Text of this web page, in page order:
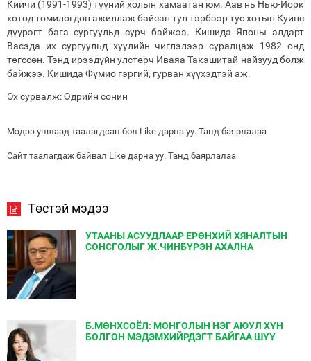
Киичи (1991-1993) түүний холын хамаатан юм. Аав нь Нью-Йорк
хотод томилогдон ажиллаж байсан тул тэрбээр тус хотын Куинс
дүүрэгт бага сургуульд сурч байжээ. Кишида Японы алдарт
Васэда их сургуульд хуулийн чиглэлээр суралцаж 1982 онд
төгссөн. Тэнд ирээдүйн улстөрч Иваяа Такэшитай найзууд болж
байжээ. Кишида Фүмио гэргий, гурван хүүхэдтэй аж.
Эх сурвалж: Өдрийн сонин
Мэдээ уншаад таалагдсан бол Like дарна уу. Танд баярлалаа
Сайт таалагдаж байвал Like дарна уу. Танд баярлалаа
Төстэй мэдээ
УТААНЫ АСУУДЛААР ЕРӨНХИЙ ХЯНАЛТЫН
СОНСГОЛЫГ Ж.ЧИНБҮРЭН АХАЛНА
Б.МӨНХСОЁЛ: МОНГОЛЫН НЭГ АЮУЛ ХҮН
БОЛГОН МЭДЭМХИЙРДЭГТ БАЙГАА ШҮҮ